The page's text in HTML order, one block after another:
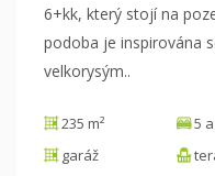
6+kk, který stojí na
podoba je inspirována
velkorysým..
235 m² 5
garáž